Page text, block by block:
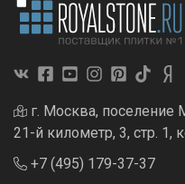
г. Москва, поселение
21-й километр, 3, стр. 1,
+7 (495) 179-37-37